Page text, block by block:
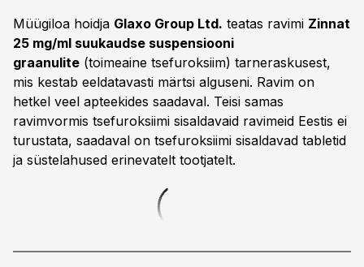
Müügiloa hoidja Glaxo Group Ltd. teatas ravimi Zinnat
25 mg/ml suukaudse suspensiooni
graanulite (toimeaine tsefuroksiim) tarneraskusest,
mis kestab eeldatavasti märtsi alguseni. Ravim on
hetkel veel apteekides saadaval. Teisi samas
ravimvormis tsefuroksiimi sisaldavaid ravimeid Eestis ei
turustata, saadaval on tsefuroksiimi sisaldavad tabletid
ja süstelahused erinevatelt tootjatelt.